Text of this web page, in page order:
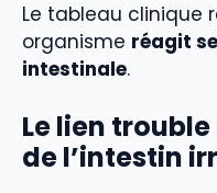
Le tableau clinique
organisme réagit
intestinale.
Le lien
de l’intestin